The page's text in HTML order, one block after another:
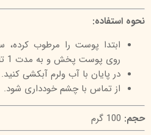
نحوه استفاده:
ابتدا پوست را مرطوب
روی پوست پخش و به مدت 1 تا 2 دقیقه ماساژ دهید
در پایان با آب ولرم آبکشی کنید.
از تماس با چشم خودداری شود.
حجم: 100 گرم